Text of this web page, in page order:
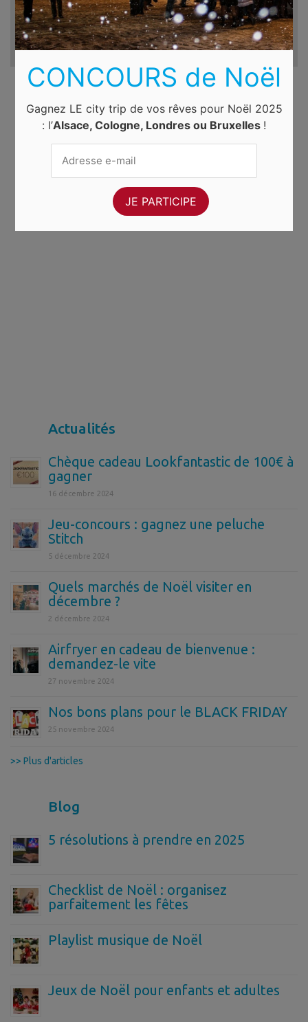
Actualités
Chèque cadeau Lookfantastic de 100€ à
gagner
16 décembre 2024
Jeu-concours : gagnez une peluche
Stitch
5 décembre 2024
Quels marchés de Noël visiter en
décembre ?
2 décembre 2024
Airfryer en cadeau de bienvenue :
demandez-le vite
27 novembre 2024
Nos bons plans pour le BLACK FRIDAY
25 novembre 2024
>> Plus d'articles
Blog
5 résolutions à prendre en 2025
Checklist de Noël : organisez
parfaitement les fêtes
Playlist musique de Noël
Jeux de Noël pour enfants et adultes
CONCOURS de Noël
Gagnez LE city trip de vos rêves pour Noël 2025
: l’Alsace, Cologne, Londres ou Bruxelles !